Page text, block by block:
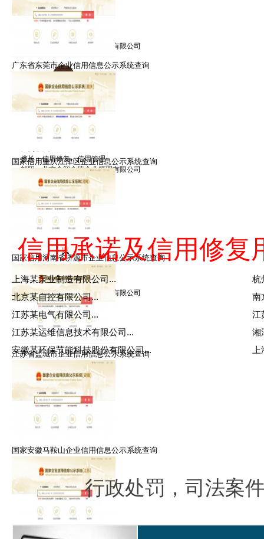
黎律师
擅长：信用修复，信用管理
就职：北京众智众德企业管理有限公司
擅长：信用修复，信用管理
就职：北京众智众德企业管理有限公司
擅长：信用修复，信用管理
就职：北京众智众德企业管理有限公司
广东省东莞市企业信用信息公示系统查询
国家信用重庆江津区企业信息公示系统查询
国家信用河南省济源市企业信息公示系统查询
江苏省盐城市企业信用信息公示系统查询
国家安徽马鞍山企业信用信息公示系统查询
信用承诺及信用修复
上海某泵业制造有限公司...
杭
北京某自控有限公司...
南
江苏某电气有限公司...
江
江苏某运维信息技术有限公司...
湘
安徽某环保节能科技股份有限公司...
行政处罚，司法案